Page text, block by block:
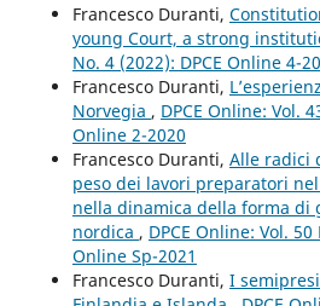
Francesco Duranti,
young Court, a strong
No. 4 (2022): DPCE Online 4-
Francesco Duranti,
Norvegia , DPCE Online: Vol.
Online 2-2020
Francesco Duranti, Alle radici
peso dei lavori preparatori
nella dinamica della forma di
nordica , DPCE Online: Vol. 50
Online Sp-2021
Francesco Duranti, I